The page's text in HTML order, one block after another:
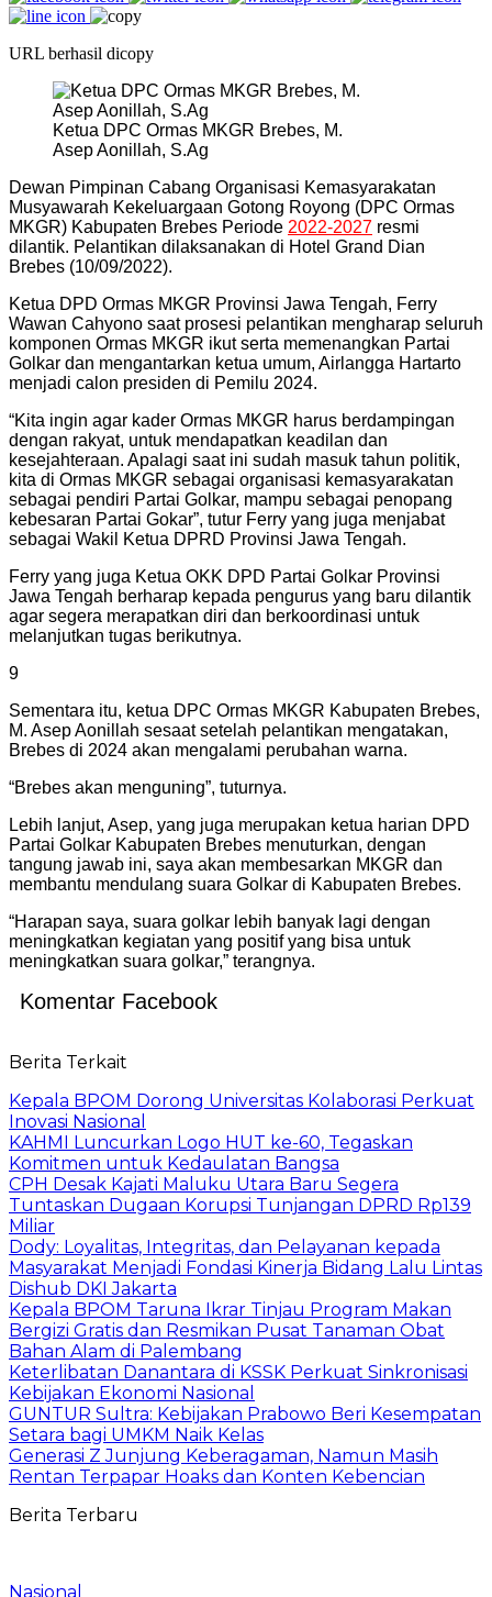
URL berhasil dicopy
Ketua DPC Ormas MKGR Brebes, M.
Asep Aonillah, S.Ag
Dewan Pimpinan Cabang Organisasi Kemasyarakatan
Musyawarah Kekeluargaan Gotong Royong (DPC Ormas
MKGR) Kabupaten Brebes Periode 2022-2027 resmi
dilantik. Pelantikan dilaksanakan di Hotel Grand Dian
Brebes (10/09/2022).
Ketua DPD Ormas MKGR Provinsi Jawa Tengah, Ferry
Wawan Cahyono saat prosesi pelantikan mengharap seluruh
komponen Ormas MKGR ikut serta memenangkan Partai
Golkar dan mengantarkan ketua umum, Airlangga Hartarto
menjadi calon presiden di Pemilu 2024.
“Kita ingin agar kader Ormas MKGR harus berdampingan
dengan rakyat, untuk mendapatkan keadilan dan
kesejahteraan. Apalagi saat ini sudah masuk tahun politik,
kita di Ormas MKGR sebagai organisasi kemasyarakatan
sebagai pendiri Partai Golkar, mampu sebagai penopang
kebesaran Partai Gokar”, tutur Ferry yang juga menjabat
sebagai Wakil Ketua DPRD Provinsi Jawa Tengah.
Ferry yang juga Ketua OKK DPD Partai Golkar Provinsi
Jawa Tengah berharap kepada pengurus yang baru dilantik
agar segera merapatkan diri dan berkoordinasi untuk
melanjutkan tugas berikutnya.
9
Sementara itu, ketua DPC Ormas MKGR Kabupaten Brebes,
M. Asep Aonillah sesaat setelah pelantikan mengatakan,
Brebes di 2024 akan mengalami perubahan warna.
“Brebes akan menguning”, tuturnya.
Lebih lanjut, Asep, yang juga merupakan ketua harian DPD
Partai Golkar Kabupaten Brebes menuturkan, dengan
tangung jawab ini, saya akan membesarkan MKGR dan
membantu mendulang suara Golkar di Kabupaten Brebes.
“Harapan saya, suara golkar lebih banyak lagi dengan
meningkatkan kegiatan yang positif yang bisa untuk
meningkatkan suara golkar,” terangnya.
Komentar Facebook
Berita Terkait
Kepala BPOM Dorong Universitas Kolaborasi Perkuat
Inovasi Nasional
KAHMI Luncurkan Logo HUT ke-60, Tegaskan
Komitmen untuk Kedaulatan Bangsa
CPH Desak Kajati Maluku Utara Baru Segera
Tuntaskan Dugaan Korupsi Tunjangan DPRD Rp139
Miliar
Dody: Loyalitas, Integritas, dan Pelayanan kepada
Masyarakat Menjadi Fondasi Kinerja Bidang Lalu Lintas
Dishub DKI Jakarta
Kepala BPOM Taruna Ikrar Tinjau Program Makan
Bergizi Gratis dan Resmikan Pusat Tanaman Obat
Bahan Alam di Palembang
Keterlibatan Danantara di KSSK Perkuat Sinkronisasi
Kebijakan Ekonomi Nasional
GUNTUR Sultra: Kebijakan Prabowo Beri Kesempatan
Setara bagi UMKM Naik Kelas
Generasi Z Junjung Keberagaman, Namun Masih
Rentan Terpapar Hoaks dan Konten Kebencian
Berita Terbaru
Nasional